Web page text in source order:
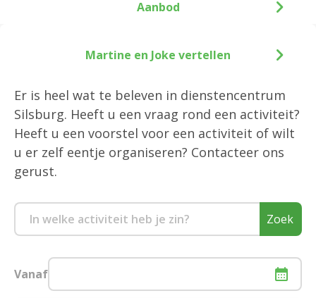
Er is heel wat te beleven in dienstencentrum
Silsburg. Heeft u een vraag rond een activiteit?
Heeft u een voorstel voor een activiteit of wilt
u er zelf eentje organiseren? Contacteer ons
gerust.
Zoek
Vanaf
Aanbod
Martine en Joke vertellen